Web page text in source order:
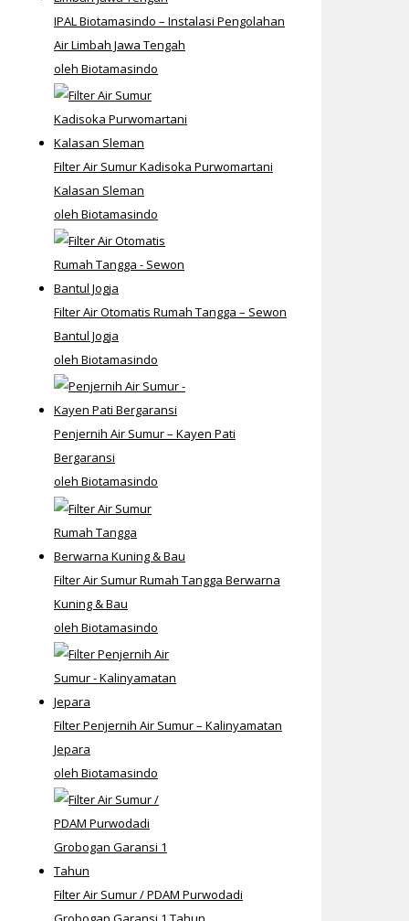
IPAL Biotamasindo – Instalasi Pengolahan
Air Limbah Jawa Tengah
oleh Biotamasindo
Filter Air Sumur Kadisoka Purwomartani
Kalasan Sleman
oleh Biotamasindo
Filter Air Otomatis Rumah Tangga – Sewon
Bantul Jogja
oleh Biotamasindo
Penjernih Air Sumur – Kayen Pati
Bergaransi
oleh Biotamasindo
Filter Air Sumur Rumah Tangga Berwarna
Kuning & Bau
oleh Biotamasindo
Filter Penjernih Air Sumur – Kalinyamatan
Jepara
oleh Biotamasindo
Filter Air Sumur / PDAM Purwodadi